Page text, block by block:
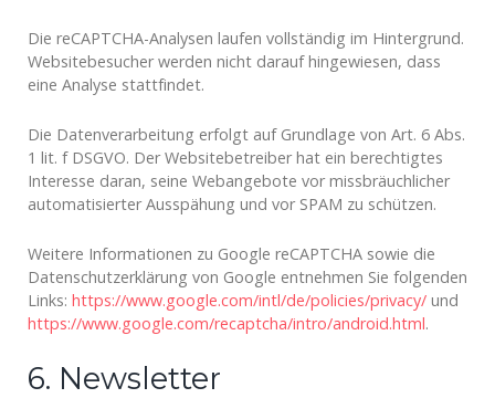
Die reCAPTCHA-Analysen laufen vollständig im Hintergrund.
Websitebesucher werden nicht darauf hingewiesen, dass
eine Analyse stattfindet.
Die Datenverarbeitung erfolgt auf Grundlage von Art. 6 Abs.
1 lit. f DSGVO. Der Websitebetreiber hat ein berechtigtes
Interesse daran, seine Webangebote vor missbräuchlicher
automatisierter Ausspähung und vor SPAM zu schützen.
Weitere Informationen zu Google reCAPTCHA sowie die
Datenschutzerklärung von Google entnehmen Sie folgenden
Links: https://www.google.com/intl/de/policies/privacy/ und
https://www.google.com/recaptcha/intro/android.html.
6. Newsletter